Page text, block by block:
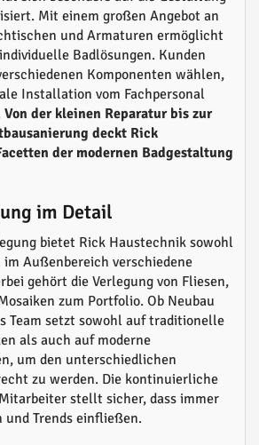
Mit einem großen Angebot an
und Armaturen ermöglicht
Badlösungen. Kunden
Komponenten wählen,
Installation vom Fachpersonal
Von der kleinen Reparatur bis zur
deckt Rick
der modernen Badgestaltung
im Detail
bietet Rick Haustechnik sowohl
Außenbereich verschiedene
gehört die Verlegung von Fliesen,
zum Portfolio. Ob Neubau
Team setzt sowohl auf traditionelle
als auch auf moderne
um den unterschiedlichen
zu werden. Die kontinuierliche
stellt sicher, dass immer
Trends einfließen.